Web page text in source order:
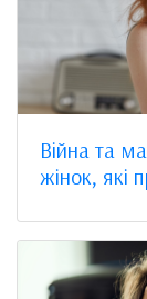
Війна та
жінок, які